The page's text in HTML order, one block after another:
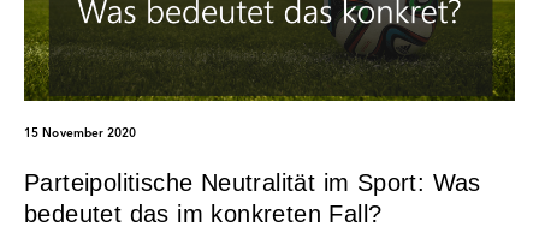
15 November 2020
Parteipolitische Neutralität im Sport: Was
bedeutet das im konkreten Fall?